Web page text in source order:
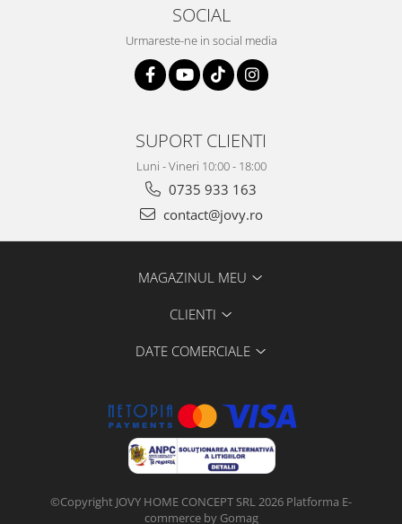
SOCIAL
Urmareste-ne in social media
SUPORT CLIENTI
Luni - Vineri 10:00 - 18:00
0735 933 163
contact@jovy.ro
MAGAZINUL MEU
CLIENTI
DATE COMERCIALE
©Copyright JOVY HOME CONCEPT SRL 2026 Platforma E-
commerce by Gomag